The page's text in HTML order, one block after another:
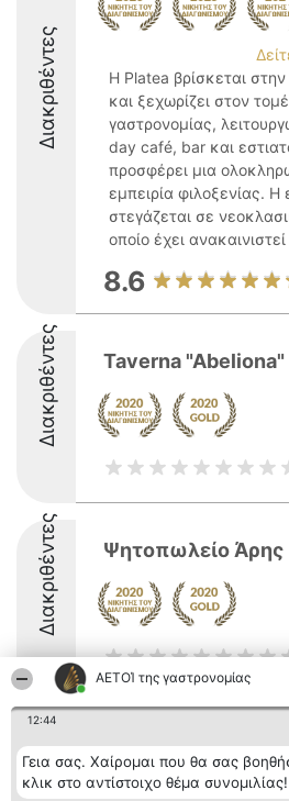
ΑΕΤΟΊ της γαστρονομίας
12:44
Γεια σας. Χαίρομαι που θα σας
κλικ στο αντίστοιχο θέμα
Διακριθέντες
Η Platea βρίσκεται
και ξεχωρίζει στον
γαστρονομίας,
day café, bar και
προσφέρει μια
εμπειρία φιλοξενίας. Η
στεγάζεται σε
οποίο έχει
8.6
Διακριθέντες Taverna "Abeliona"
Διακριθέντες Ψητοπωλείο Άρης
κατάταξης
BEAUTIFUL COMPANY
Μονοπρόσωπη ΙΚΕ
Λίστα όλων
των